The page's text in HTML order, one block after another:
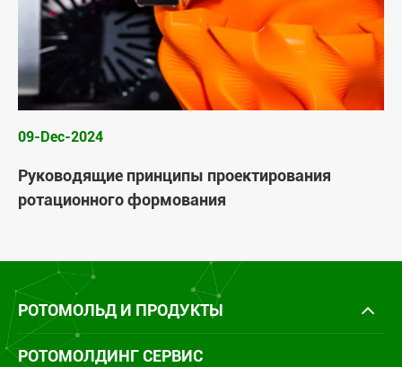
09-Dec-2024
Руководящие принципы проектирования
ротационного формования
РОТОМОЛЬД И ПРОДУКТЫ
РОТОМОЛДИНГ СЕРВИС